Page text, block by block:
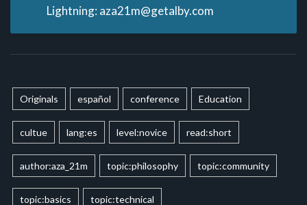
Lightning: aza21m@getalby.com
Originals español conference Education
cultue lang:es level:novice read:short
author:aza_21m topic:philosophy topic:community
topic:basics topic:technical